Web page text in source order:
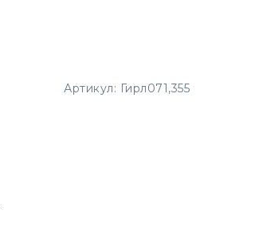
Артикул: Гирл071,355